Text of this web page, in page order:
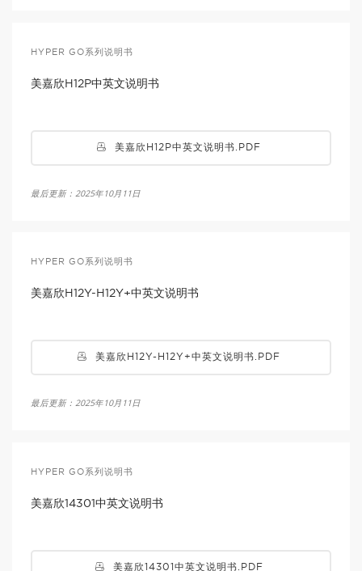
HYPER GO系列说明书
美嘉欣H12P中英文说明书
美嘉欣H12P中英文说明书.PDF
最后更新：2025年10月11日
HYPER GO系列说明书
美嘉欣H12Y-H12Y+中英文说明书
美嘉欣H12Y-H12Y+中英文说明书.PDF
最后更新：2025年10月11日
HYPER GO系列说明书
美嘉欣14301中英文说明书
美嘉欣14301中英文说明书.PDF